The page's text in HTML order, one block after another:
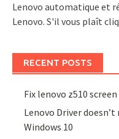
Lenovo automatique et
Lenovo. S'il vous plaît
RECENT POSTS
Fix lenovo z510
Lenovo Driver
Windows 10